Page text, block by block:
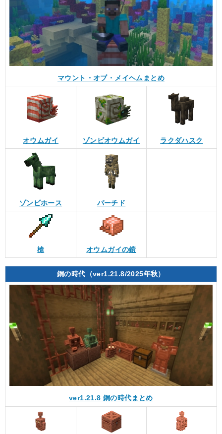
マウント・オブ・メイヘムまとめ
オウムガイ ゾンビオウムガイ ラクダハスク
ゾンビホース パーチド
槍 オウムガイの鎧
銅の時代（ver1.21.8/2025年秋）
ver1.21.8 銅の時代まとめ